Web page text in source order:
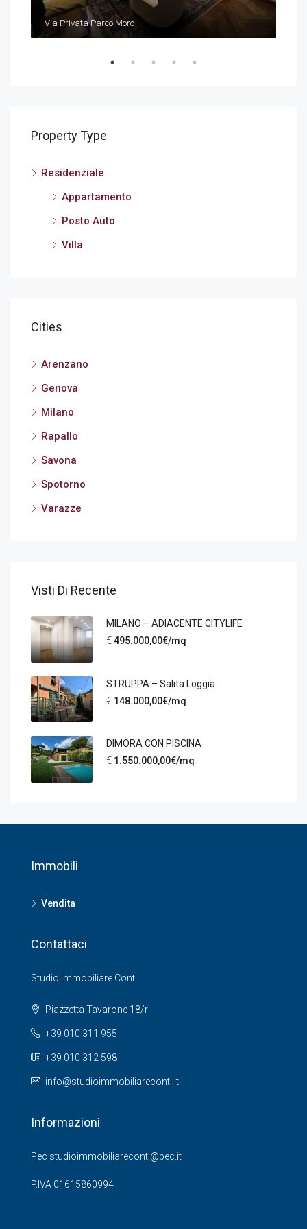
Via Privata Parco Moro
Property Type
Residenziale
Appartamento
Posto Auto
Villa
Cities
Arenzano
Genova
Milano
Rapallo
Savona
Spotorno
Varazze
Visti Di Recente
MILANO – ADIACENTE CITYLIFE
€495.000,00€/mq
STRUPPA – Salita Loggia
€ 148.000,00€/mq
DIMORA CON PISCINA
€ 1.550.000,00€/mq
Immobili
Vendita
Contattaci
Studio Immobiliare Conti
Piazzetta Tavarone 18/r
+39 010 311 955
+39 010 312 598
info@studioimmobiliareconti.it
Informazioni
Pec studioimmobiliareconti@pec.it
P.IVA 01615860994